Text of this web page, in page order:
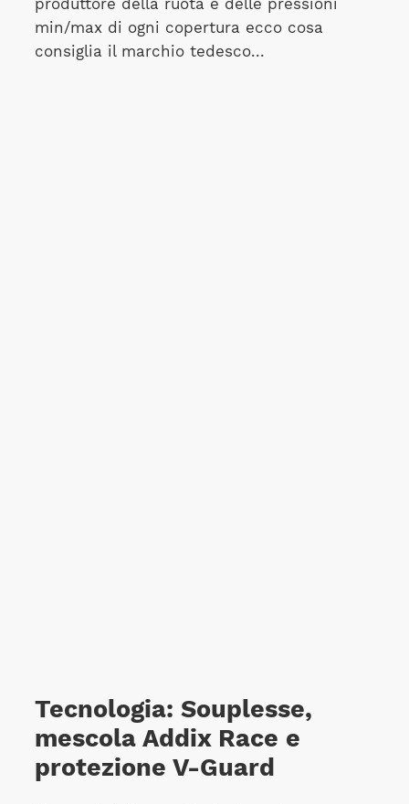
produttore della ruota e delle pressioni
min/max di ogni copertura ecco cosa
consiglia il marchio tedesco...
Tecnologia: Souplesse,
mescola Addix Race e
protezione V-Guard